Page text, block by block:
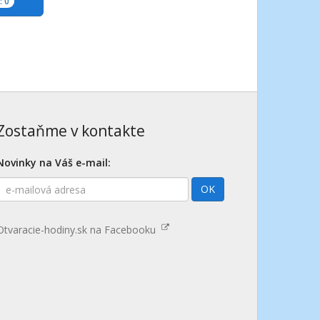
v kontakte
na Váš e-mail:
OK
hodiny.sk na Facebooku